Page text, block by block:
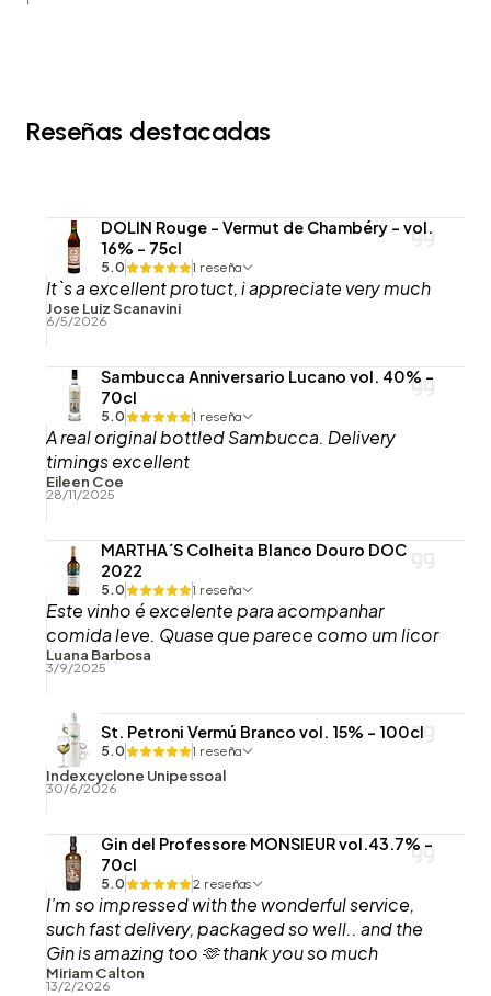
Reseñas destacadas
DOLIN Rouge - Vermut de Chambéry - vol.
16% - 75cl
5.0 1 reseña
It`s a excellent protuct, i appreciate very much
Jose Luiz Scanavini
6/5/2026
Sambucca Anniversario Lucano vol. 40% -
70cl
5.0 1 reseña
A real original bottled Sambucca. Delivery
timings excellent
Eileen Coe
28/11/2025
MARTHA´S Colheita Blanco Douro DOC
2022
5.0 1 reseña
Este vinho é excelente para acompanhar
comida leve. Quase que parece como um licor
Luana Barbosa
3/9/2025
St. Petroni Vermú Branco vol. 15% - 100cl
5.0 1 reseña
Indexcyclone Unipessoal
30/6/2026
Gin del Professore MONSIEUR vol.43.7% -
70cl
5.0 2 reseñas
I’m so impressed with the wonderful service,
such fast delivery, packaged so well.. and the
Gin is amazing too 🫶 thank you so much
Miriam Calton
13/2/2026